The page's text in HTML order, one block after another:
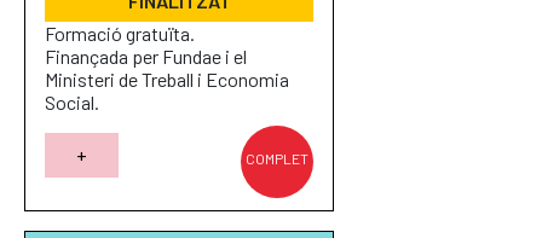
Formació gratuïta.
Finançada per Fundae i el
Ministeri de Treball i Economia
Social.
COMPLET
+